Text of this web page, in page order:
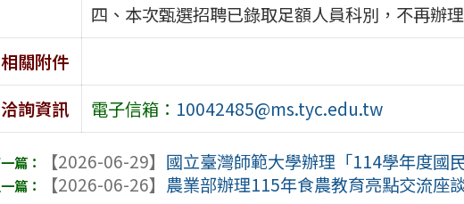
四、本次甄選招聘已錄取足額人員科別，不再辦
相關附件
洽詢資訊
電子信箱： 10042485@ms.tyc.edu.tw
【2026-06-29】 國立臺灣師範大學辦理「114學年度國
【2026-06-26】 農業部辦理115年食農教育亮點交流座